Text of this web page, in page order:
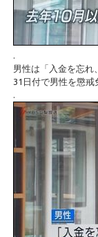
男性は「入金を忘れ
31日付で男性を懲戒